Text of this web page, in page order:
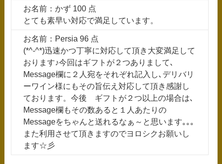
お名前：かず 100 点
とても素早い対応で満足しています。
お名前：Persia 96 点
(*^-^*)迅速かつ丁寧に対応して頂き大変満足して
おります♪今回はギフトが２つありまして､
Message欄に２人宛をそれぞれ記入し､デリバリ
ーワイン様にもその旨伝え対応して頂き感謝し
ております。今後 ギフトが２つ以上の場合は､
Message欄もその数あると１人あたりの
Messageをちゃんと送れるなぁ～と思います｡｡｡
また利用させて頂きますのでヨロシクお願いし
ます☆彡